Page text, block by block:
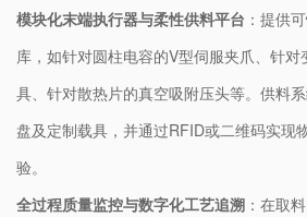
模块化末端执行器与柔性供料平台 ：提供
库，如针对圆柱电容的V型伺服夹爪、针
具、针对散热片的真空吸附压头等。供料
盘及定制载具，并通过RFID或二维码实现
验。
全过程质量监控与数字化工艺追溯 ：在取